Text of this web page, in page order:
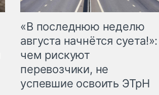
«В последнюю неделю
августа начнётся суета!»:
чем рискуют
перевозчики, не
успевшие освоить ЭТрН